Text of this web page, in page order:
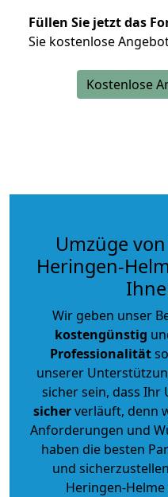
Füllen Sie jetzt das
Sie kostenlose
Kostenlose
Umzüge
Heringen-
Wir geben unser
kostengünstig
Professionalität
unserer
sicher sein, dass Ihr
sicherverläuft, denn
Anforderungen und
haben die besten
und
Heringen-